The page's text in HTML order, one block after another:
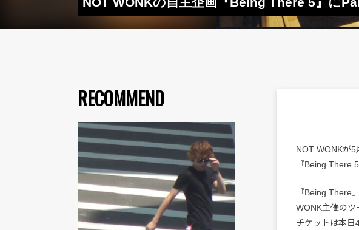
RECOMMEND
NOT WONKが
『Being There
『Being There
WONK主催のツ
チケットは本日